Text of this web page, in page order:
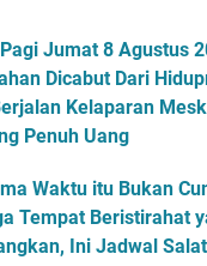
Jumat 8 Agustus
Dicabut Dari
Kelaparan
Penuh Uang
Waktu itu Bukan
Tempat Beristirahat
Ini Jadwal